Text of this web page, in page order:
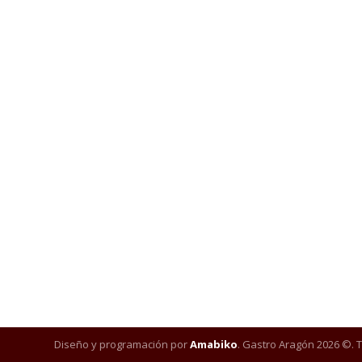
Diseño y programación porAmabiko. Gastro Aragón 2026 ©.